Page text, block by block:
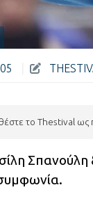
το Thestival ως